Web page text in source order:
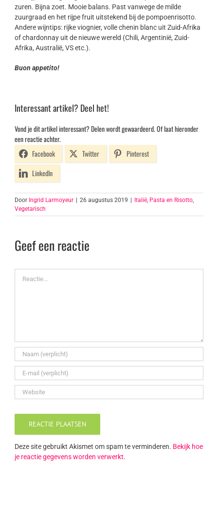
zuren. Bijna zoet. Mooie balans. Past vanwege de milde
zuurgraad en het rijpe fruit uitstekend bij de pompoenrisotto.
Andere wijntips: rijke viognier, volle chenin blanc uit Zuid-Afrika
of chardonnay uit de nieuwe wereld (Chili, Argentinië, Zuid-
Afrika, Australië, VS etc.).
Buon appetito!
Interessant artikel? Deel het!
Vond je dit artikel interessant? Delen wordt gewaardeerd. Of laat hieronder
een reactie achter.
Facebook
Twitter
Pinterest
LinkedIn
Door Ingrid Larmoyeur 26 augustus 2019 Italië, Pasta en Risotto,
Vegetarisch
Geef een reactie
Deze site gebruikt Akismet om spam te verminderen. Bekijk hoe
je reactie gegevens worden verwerkt.